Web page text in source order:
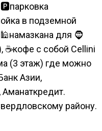
в подземной
для 🧔
с собой Cellini
(3 этаж) где можно
Азии,
району.